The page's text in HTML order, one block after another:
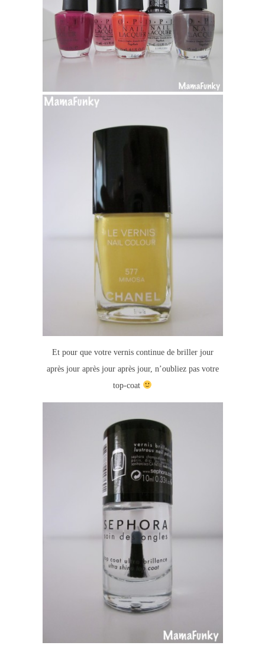
Et pour que votre vernis continue de briller jour
après jour après jour après jour, n’oubliez pas votre
top-coat